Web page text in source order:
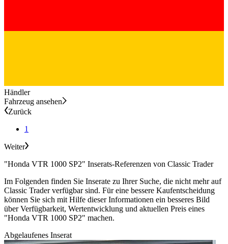
Händler
Fahrzeug ansehen
Zurück
1
Weiter
"Honda VTR 1000 SP2" Inserats-Referenzen von Classic Trader
Im Folgenden finden Sie Inserate zu Ihrer Suche, die nicht mehr auf
Classic Trader verfügbar sind. Für eine bessere Kaufentscheidung
können Sie sich mit Hilfe dieser Informationen ein besseres Bild
über Verfügbarkeit, Wertentwicklung und aktuellen Preis eines
"Honda VTR 1000 SP2" machen.
Abgelaufenes Inserat